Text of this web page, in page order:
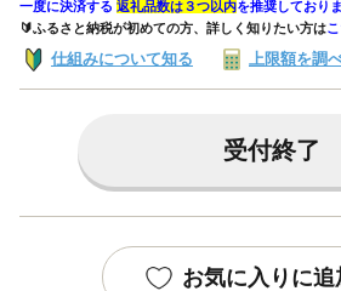
一度に決済する 返礼品数は３つ以内を推奨しておりま
🔰ふるさと納税が初めての方、詳しく知りたい方は
仕組みについて知る 上限額を調
受付終了
お気に入りに追